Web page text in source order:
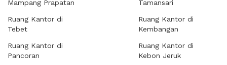
Mampang Prapatan
Ruang Kantor di
Tebet
Ruang Kantor di
Pancoran
Tamansari
Ruang Kantor di
Kembangan
Ruang Kantor di
Kebon Jeruk